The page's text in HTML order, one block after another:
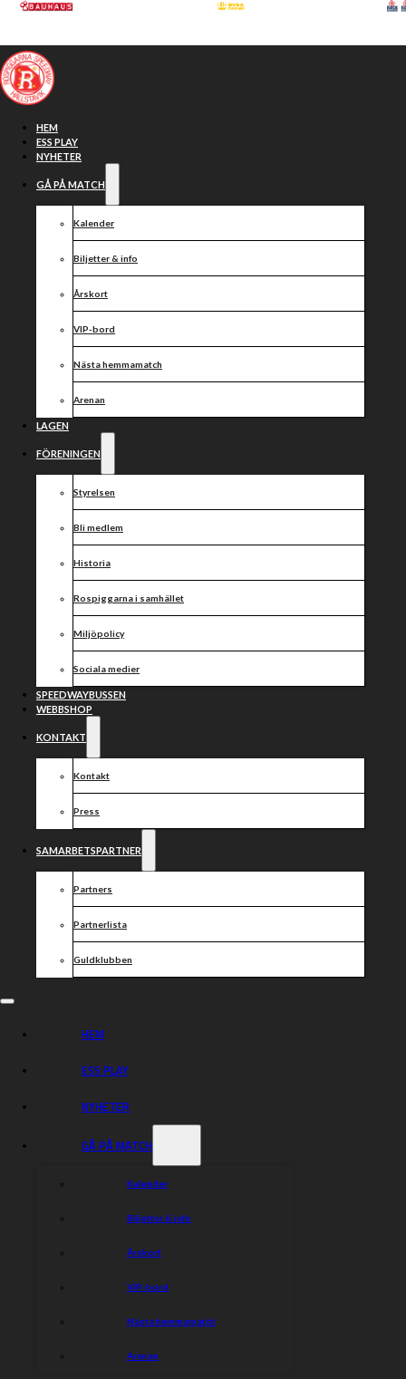
Hoppa till huvudinnehåll
HEM
ESS PLAY
NYHETER
GÅ PÅ MATCH
Kalender
Biljetter & info
Årskort
VIP-bord
Nästa hemmamatch
Arenan
LAGEN
FÖRENINGEN
Styrelsen
Bli medlem
Historia
Rospiggarna i samhället
Miljöpolicy
Sociala medier
SPEEDWAYBUSSEN
WEBBSHOP
KONTAKT
Kontakt
Press
SAMARBETSPARTNER
Partners
Partnerlista
Guldklubben
HEM
ESS PLAY
NYHETER
GÅ PÅ MATCH
Kalender
Biljetter & info
Årskort
VIP-bord
Nästa hemmamatch
Arenan
Måndagsklubben
12/1